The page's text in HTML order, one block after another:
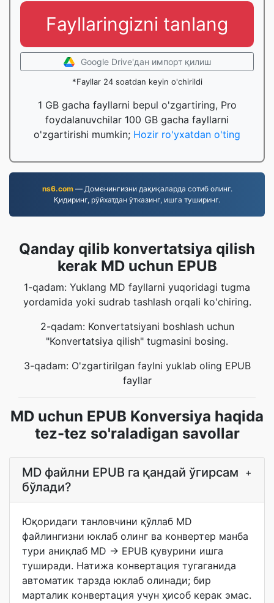
Fayllaringizni tanlang
Google Drive'дан импорт қилиш
*Fayllar 24 soatdan keyin o'chirildi
1 GB gacha fayllarni bepul o'zgartiring, Pro
foydalanuvchilar 100 GB gacha fayllarni
o'zgartirishi mumkin; Hozir ro'yxatdan o'ting
ns6.com— Доменингизни дақиқаларда сотиб олинг.
Қидиринг, рўйхатдан ўтказинг, ишга туширинг.
Qanday qilib konvertatsiya qilish
kerak MD uchun EPUB
1-qadam: Yuklang MD fayllarni yuqoridagi tugma
yordamida yoki sudrab tashlash orqali ko'chiring.
2-qadam: Konvertatsiyani boshlash uchun
"Konvertatsiya qilish" tugmasini bosing.
3-qadam: O'zgartirilgan faylni yuklab oling EPUB
fayllar
MD uchun EPUB Konversiya haqida
tez-tez so'raladigan savollar
MD файлни EPUB га қандай ўгирсам
бўлади?
+
Юқоридаги танловчини қўллаб MD
файлингизни юклаб олинг ва конвертер манба
тури аниқлаб MD → EPUB қувурини ишга
туширади. Натижа конвертация тугаганида
автоматик тарзда юклаб олинади; бир
марталик конвертация учун ҳисоб керак эмас.